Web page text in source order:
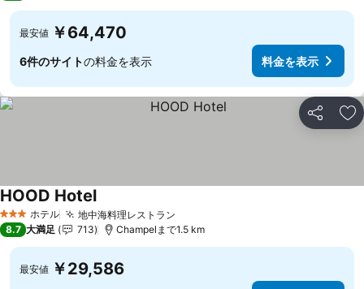
最安値 ￥64,470
6件のサイトの料金を表示 料金を表示
シェア お
3 ホテルのランク
ホテル 地中海料理レストラン
HOOD Hotel
8.7 大満足 713 Champelまで1.5 km
最安値 ￥29,586